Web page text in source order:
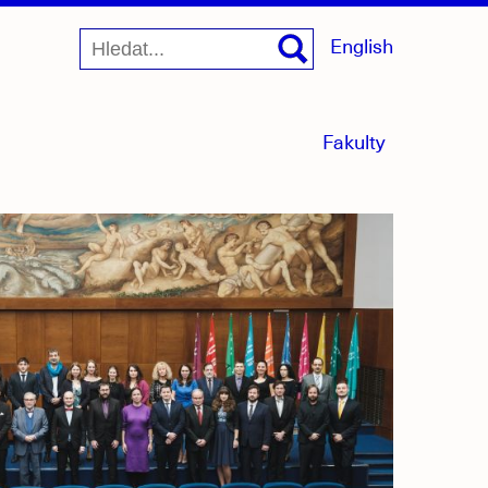
Fakultymenu
English